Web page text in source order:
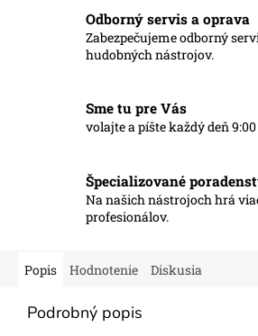
Odborný servis a oprava
Zabezpečujeme odborný
hudobných nástrojov.
Sme tu pre Vás
volajte a píšte každý deň
Špecializované
Na našich nástrojoch hrá
profesionálov.
Popis Hodnotenie Diskusia
Podrobný popis